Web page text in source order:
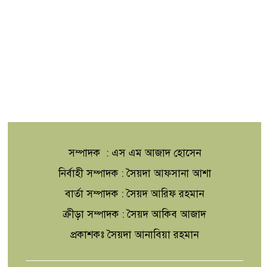
সম্পাদক : এস এম আজাদ হোসেন
নির্বাহী সম্পাদক : সৈয়দা আফসানা আশা
বার্তা সম্পাদক : সৈয়দ আরিফ রহমান
ক্রীড়া সম্পাদক : সৈয়দ আকিব আজাদ
প্রকাশকঃ সৈয়দা আনাবিয়া রহমান